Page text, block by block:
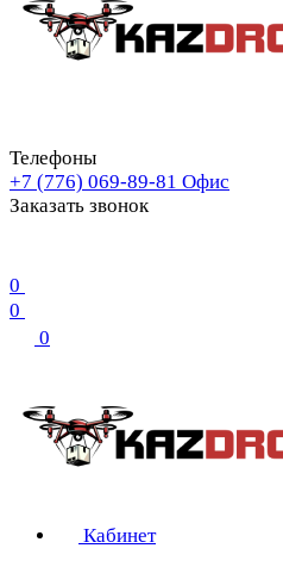
Телефоны
+7 (776) 069-89-81 Офис
Заказать звонок
0
0
0
Кабинет